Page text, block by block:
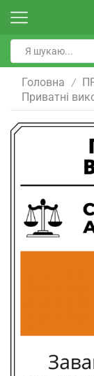
Головна /
Приватні